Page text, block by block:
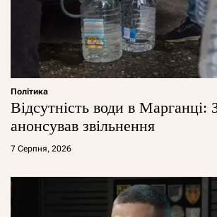
Політика
Відсутність води в Марганці:
анонсував звільнення
7 Серпня, 2026